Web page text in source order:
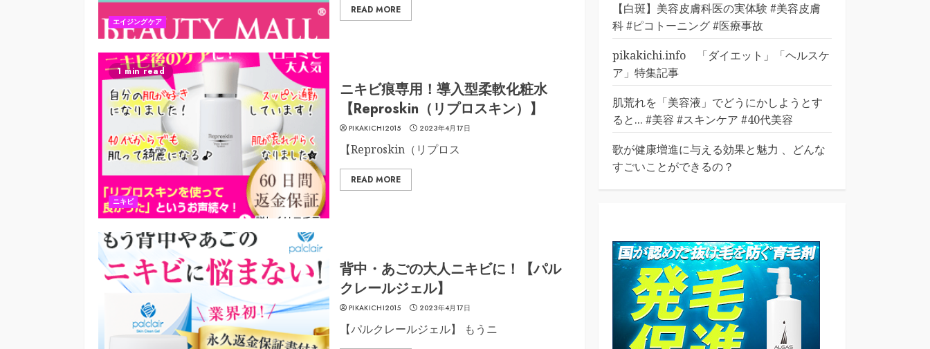
エイジングケア
READ MORE
1 min read
ニキビ
ニキビ痕専用！導入型柔軟化粧水
【Reproskin（リプロスキン）】
PIKAKICHI2015 2023年4月17日
【Reproskin（リプロス
READ MORE
背中・あごの大人ニキビに！【パル
クレールジェル】
PIKAKICHI2015 2023年4月17日
【パルクレールジェル】 もうニ
【白斑】美容皮膚科医の実体験 #美容皮膚
科 #ピコトーニング #医療事故
pikakichi.info 「ダイエット」「ヘルスケ
ア」特集記事
肌荒れを「美容液」でどうにかしようとす
ると... #美容 #スキンケア #40代美容
歌が健康増進に与える効果と魅力 、どんな
すごいことができるの？